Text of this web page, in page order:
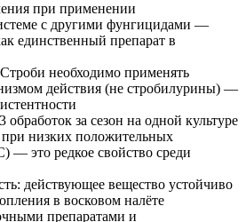
при применении
с другими фунгицидами —
единственный препарат в
необходимо применять
действия (не стробилурины) —
обработок за сезон на одной культуре
низких положительных
— это редкое свойство среди
действующее вещество устойчиво
в восковом налёте
препаратами и